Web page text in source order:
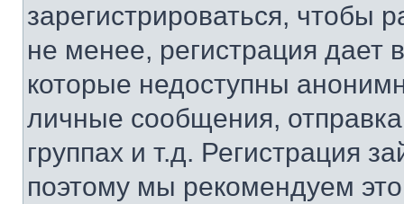
зарегистрироваться, чтобы
не менее, регистрация
которые недоступны
личные сообщения,
группах и т.д. Регистрация
поэтому мы рекомендуем